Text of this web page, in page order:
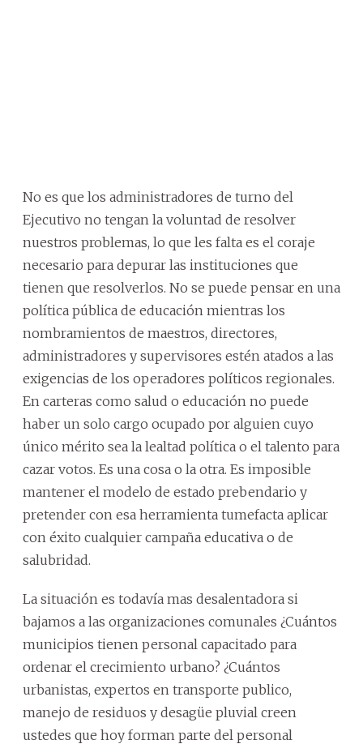
No es que los administradores de turno del
Ejecutivo no tengan la voluntad de resolver
nuestros problemas, lo que les falta es el coraje
necesario para depurar las instituciones que
tienen que resolverlos. No se puede pensar en una
política pública de educación mientras los
nombramientos de maestros, directores,
administradores y supervisores estén atados a las
exigencias de los operadores políticos regionales.
En carteras como salud o educación no puede
haber un solo cargo ocupado por alguien cuyo
único mérito sea la lealtad política o el talento para
cazar votos. Es una cosa o la otra. Es imposible
mantener el modelo de estado prebendario y
pretender con esa herramienta tumefacta aplicar
con éxito cualquier campaña educativa o de
salubridad.
La situación es todavía mas desalentadora si
bajamos a las organizaciones comunales ¿Cuántos
municipios tienen personal capacitado para
ordenar el crecimiento urbano? ¿Cuántos
urbanistas, expertos en transporte publico,
manejo de residuos y desagüe pluvial creen
ustedes que hoy forman parte del personal